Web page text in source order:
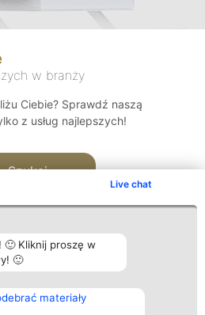
Live chat
Kliknij proszę w
🙂
materiały
w branży
Ciebie? Sprawdź naszą
z usług najlepszych!
Szukaj
Plebiscyt
Laureaci
Kontakt
Kontakt